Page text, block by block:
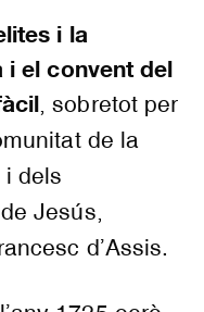
i la
i el convent del
, sobretot per
de la
i dels
Jesús,
d’Assis.